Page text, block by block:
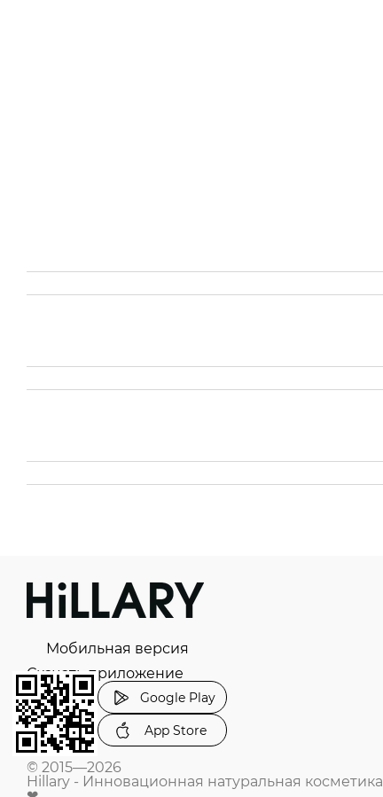
Мобильная версия
Скачать приложение
Google Play
App Store
© 2015—2026
Hillary - Инновационная натуральная косметика